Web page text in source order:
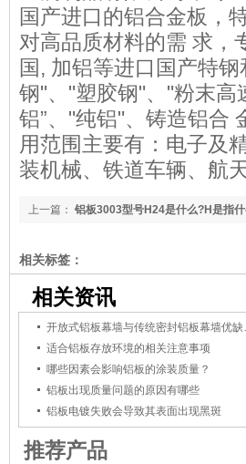
国产进口的铝合金板，
对高品质材料的需 求，
国, 加铝等进口国产特
钢"、"塑胶钢"、"粉末高
铝”、"纯铝"、铸造铝合
用范围主要有：电子及
装机械、铁道车辆、航
上一篇： 铝板3003型号H24是什么?H是指
相关标签：
相关资讯
开放式铝板幕墙与传统密封铝板幕墙优
适合铝板存放环境的相关注意事项
哪些因素会影响铝板的涂装质量？
铝板出现质量问题的原因有哪些
铝板电镀失败会导致其表面出现黑斑
推荐产品